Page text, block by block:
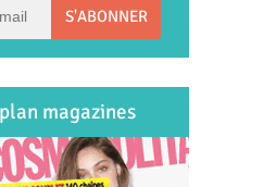
S'ABONNER
magazines